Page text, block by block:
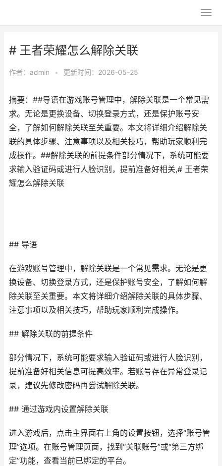
# 王者荣耀怎么解除关联
作者： admin • 更新时间：2026-05-25
摘要：##导语在游戏账号管理中，解除关联是一个常见需
求。无论是更换设备、切换登录方式，还是保护账号安
全，了解如何解除关联至关重要。本文将详细介绍解除关
联的具体步骤、注意事项以及相关技巧，帮助玩家顺利完
成操作。##解除关联的前提条件部分情况下，系统可能要
求输入验证码或进行人脸识别，提前准备好相关,# 王者荣
耀怎么解除关联
## 导语
在游戏账号管理中，解除关联是一个常见需求。无论是更
换设备、切换登录方式，还是保护账号安全，了解如何解
除关联至关重要。本文将详细介绍解除关联的具体步骤、
注意事项以及相关技巧，帮助玩家顺利完成操作。
## 解除关联的前提条件
部分情况下，系统可能要求输入验证码或进行人脸识别，
提前准备好相关信息可提高效率。若账号存在异常登录记
录，建议先修改密码再尝试解除关联。
## 通过游戏内设置解除关联
进入游戏后，点击主界面右上角的设置按钮，选择“账号管
理”选项。在账号管理页面，找到“关联账号”或“第三方绑
定”功能，查看当前已绑定的平台。